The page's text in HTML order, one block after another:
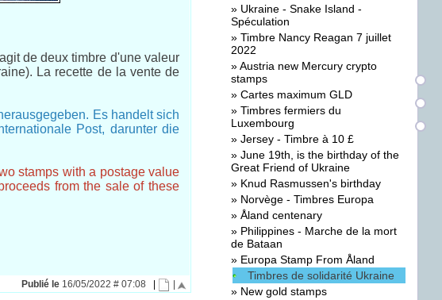
de deux timbre d'une valeur
La recette de la vente de
Es handelt sich
Post, darunter die
stamps with a postage value
from the sale of these
Publié le 16/05/2022 # 07:08
» Ukraine - Snake Island -
Spéculation
» Timbre Nancy Reagan 7 juillet
2022
»Austria new Mercury crypto
stamps
» Cartes maximum GLD
» Timbres fermiers du
Luxembourg
» Jersey - Timbre à 10 £
» June 19th, is the birthday of the
Great Friend of Ukraine
» Knud Rasmussen's birthday
» Norvège - Timbres Europa
» Åland centenary
» Philippines - Marche de la mort
de Bataan
» Europa Stamp From Åland
Timbres de solidarité Ukraine
» New gold stamps